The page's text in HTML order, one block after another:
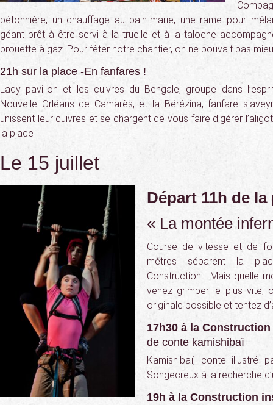
bétonnière, un chauffage au bain-marie, une rame pour
géant prêt à être servi à la truelle et à la taloche
brouette à gaz. Pour fêter notre chantier, on ne pouvait pas
21h sur la place -En fanfares !
Lady pavillon et les cuivres du Bengale, groupe dans
Nouvelle Orléans de Camarès, et la Bérézina, fanfare
unissent leur cuivres et se chargent de vous faire digérer
la place
Le 15 juillet
Départ 11h de la
« La montée
Course de vitesse et de
mètres séparent la
Construction… Mais quelle
venez grimper le plus vite,
originale possible et tentez
17h30 à la
de conte kamishibaï
Kamishibaï, conte illustré
Songecreux à la recherche
19h à la Construction